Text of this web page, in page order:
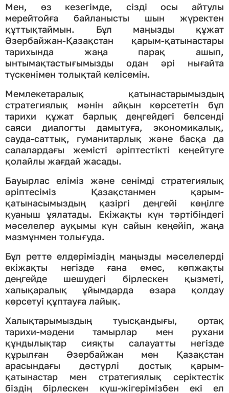
Мен, өз кезегімде, сізді осы айтулы
мерейтойға байланысты шын жүректен
құттықтаймын. Бұл маңызды құжат
Әзербайжан-Қазақстан қарым-қатынастары
тарихында жаңа парақ ашып,
ынтымақтастығымызды одан әрі нығайта
түскенімен толықтай келісемін.
Мемлекетаралық қатынастарымыздың
стратегиялық мәнін айқын көрсететін бұл
тарихи құжат барлық деңгейдегі белсенді
саяси диалогты дамытуға, экономикалық,
сауда-саттық, гуманитарлық және басқа да
салалардағы жемісті әріптестікті кеңейтуге
қолайлы жағдай жасады.
Бауырлас еліміз және сенімді стратегиялық
әріптесіміз Қазақстанмен қарым-
қатынасымыздың қазіргі деңгейі көңілге
қуаныш ұялатады. Екіжақты күн тәртібіндегі
мәселелер ауқымы күн сайын кеңейіп, жаңа
мазмұнмен толығуда.
Бұл ретте елдеріміздің маңызды мәселелерді
екіжақты негізде ғана емес, көпжақты
деңгейде шешудегі бірлескен қызметі,
халықаралық ұйымдарда өзара қолдау
көрсетуі құптауға лайық.
Халықтарымыздың туысқандығы, ортақ
тарихи-мәдени тамырлар мен рухани
құндылықтар сияқты салауатты негізде
құрылған Әзербайжан мен Қазақстан
арасындағы дәстүрлі достық қарым-
қатынастар мен стратегиялық серіктестік
біздің бірлескен күш-жігерімізбен екі ел